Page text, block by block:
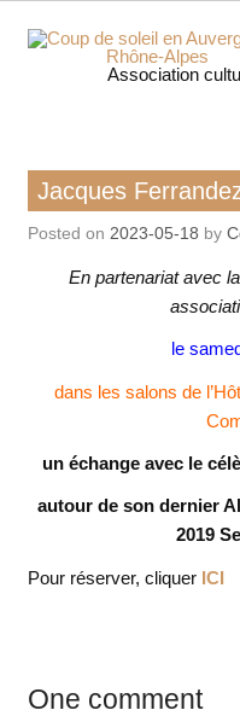
Skip
content
Association
Livre / BD
Jacques
Posted on 2023-05-18 by
En partenariat avec
le
dans les salons de
un échange avec le
autour de son dernier
2019
Pour réserver, cliquer ICI
One comment